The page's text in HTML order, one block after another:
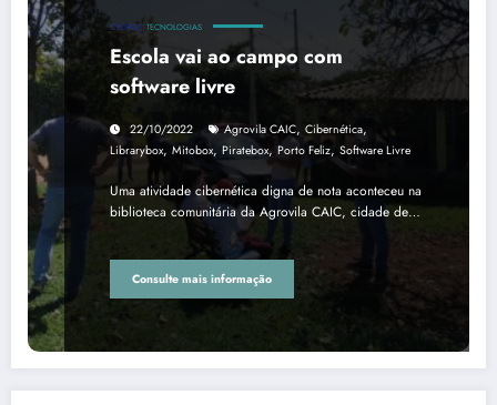
CYORGS TECNOLOGIAS
Escola vai ao campo com
software livre
22/10/2022 Agrovila CAIC, Cibernética,
Librarybox, Mitobox, Piratebox, Porto Feliz, Software Livre
Uma atividade cibernética digna de nota aconteceu na
biblioteca comunitária da Agrovila CAIC, cidade de…
Consulte mais informação